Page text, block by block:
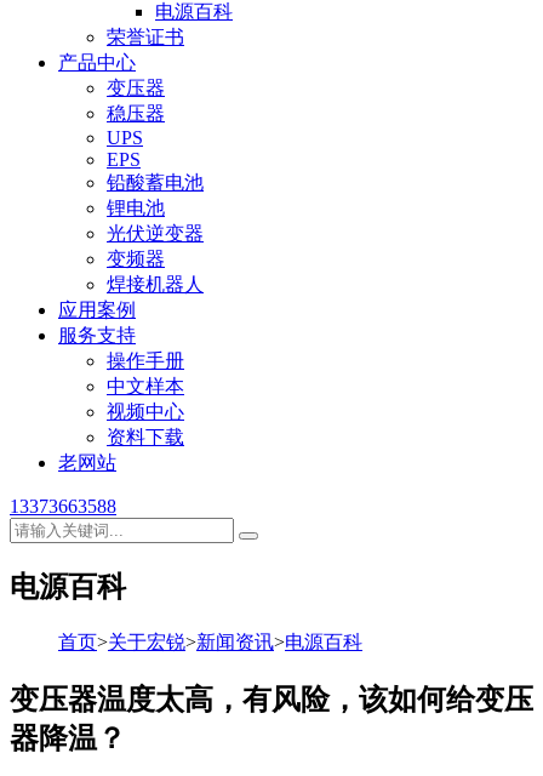
电源百科
荣誉证书
产品中心
变压器
稳压器
UPS
EPS
铅酸蓄电池
锂电池
光伏逆变器
变频器
焊接机器人
应用案例
服务支持
操作手册
中文样本
视频中心
资料下载
老网站
13373663588
电源百科
首页>关于宏锐>新闻资讯>电源百科
变压器温度太高，有风险，该如何给变压
器降温？